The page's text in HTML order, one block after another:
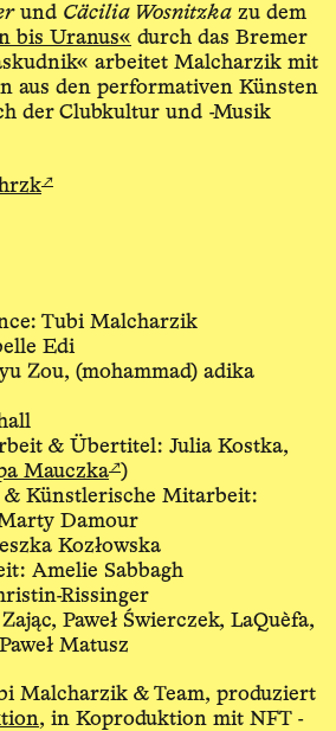
und Cäcilia Wosnitzka zu dem
bis Uranus« durch das Bremer
arbeitet Malcharzik mit
aus den performativen Künsten
der Clubkultur und -Musik
↗
Tubi Malcharzik
Edi
Zou, (mohammad) adika
& Übertitel: Julia Kostka,
Mauczka↗)
Künstlerische Mitarbeit:
Damour
Kozłowska
Amelie Sabbagh
Rissinger
Paweł Świerczek, LaQuèfa,
Matusz
Malcharzik & Team, produziert
, in Koproduktion mit NFT -